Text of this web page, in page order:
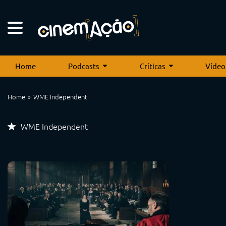
Home Podcasts Críticas
Home WME Independent
WME Independent